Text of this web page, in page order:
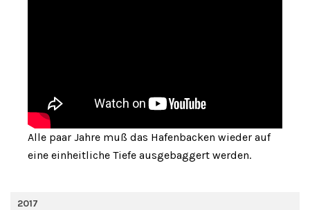
Alle paar Jahre muß das Hafenbacken wieder auf
eine einheitliche Tiefe ausgebaggert werden.
2017